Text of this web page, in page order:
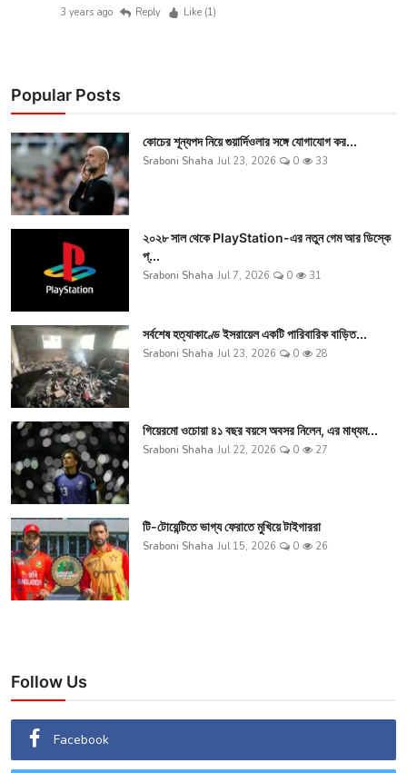
3 years ago Reply Like (1)
Popular Posts
কোচের শূন্যপদ নিয়ে গুয়ার্দিওলার সঙ্গে যোগাযোগ কর...
Sraboni Shaha Jul 23, 2026 0 33
২০২৮ সাল থেকে PlayStation-এর নতুন গেম আর ডিস্কে
প্...
Sraboni Shaha Jul 7, 2026 0 31
সর্বশেষ হত্যাকাণ্ডে ইসরায়েল একটি পারিবারিক বাড়িত...
Sraboni Shaha Jul 23, 2026 0 28
গিয়েরমো ওচোয়া ৪১ বছর বয়সে অবসর নিলেন, এর মাধ্যম...
Sraboni Shaha Jul 22, 2026 0 27
টি-টোয়েন্টিতে ভাগ্য ফেরাতে মুখিয়ে টাইগাররা
Sraboni Shaha Jul 15, 2026 0 26
Follow Us
Facebook